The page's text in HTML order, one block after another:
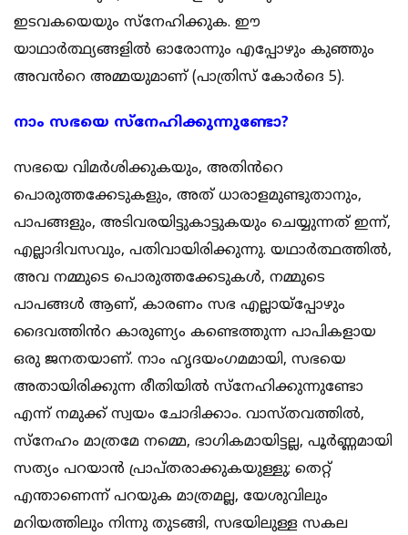
ഇടവകയെയും സ്നേഹിക്കുക. ഈ
യാഥാർത്ഥ്യങ്ങളിൽ ഓരോന്നും എപ്പോഴും കുഞ്ഞും
അവൻറെ അമ്മയുമാണ് (പാത്രിസ് കോർദെ 5).
നാം സഭയെ സ്നേഹിക്കുന്നുണ്ടോ?
സഭയെ വിമർശിക്കുകയും, അതിൻറെ
പൊരുത്തക്കേടുകളും, അത് ധാരാളമുണ്ടുതാനും,
പാപങ്ങളും, അടിവരയിട്ടുകാട്ടുകയും ചെയ്യുന്നത് ഇന്ന്,
എല്ലാദിവസവും, പതിവായിരിക്കുന്നു. യഥാർത്ഥത്തിൽ,
അവ നമ്മുടെ പൊരുത്തക്കേടുകൾ, നമ്മുടെ
പാപങ്ങൾ ആണ്, കാരണം സഭ എല്ലായ്പ്പോഴും
ദൈവത്തിൻറ കാരുണ്യം കണ്ടെത്തുന്ന പാപികളായ
ഒരു ജനതയാണ്. നാം ഹൃദയംഗമമായി, സഭയെ
അതായിരിക്കുന്ന രീതിയിൽ സ്നേഹിക്കുന്നുണ്ടോ
എന്ന് നമുക്ക് സ്വയം ചോദിക്കാം. വാസ്‌തവത്തിൽ,
സ്‌നേഹം മാത്രമേ നമ്മെ, ഭാഗികമായിട്ടല്ല, പൂർണ്ണമായി
സത്യം പറയാൻ പ്രാപ്‌തരാക്കുകയുള്ളു; തെറ്റ്
എന്താണെന്ന് പറയുക മാത്രമല്ല, യേശുവിലും
മറിയത്തിലും നിന്നു തുടങ്ങി, സഭയിലുള്ള സകല